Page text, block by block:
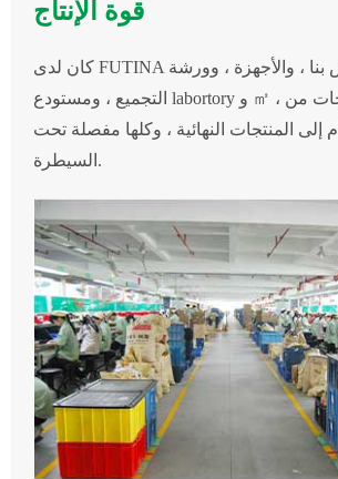
قوة الإنتاج
كان لدى FUTINA الحقن الخاص بنا ، والأجهزة ، وورشة
التجميع ، ومستودع labortory و ㎡ ، الذي يدير المنتجات من
إلى المنتجات النهائية ، وكلها مفصلة تحت
السيطرة.